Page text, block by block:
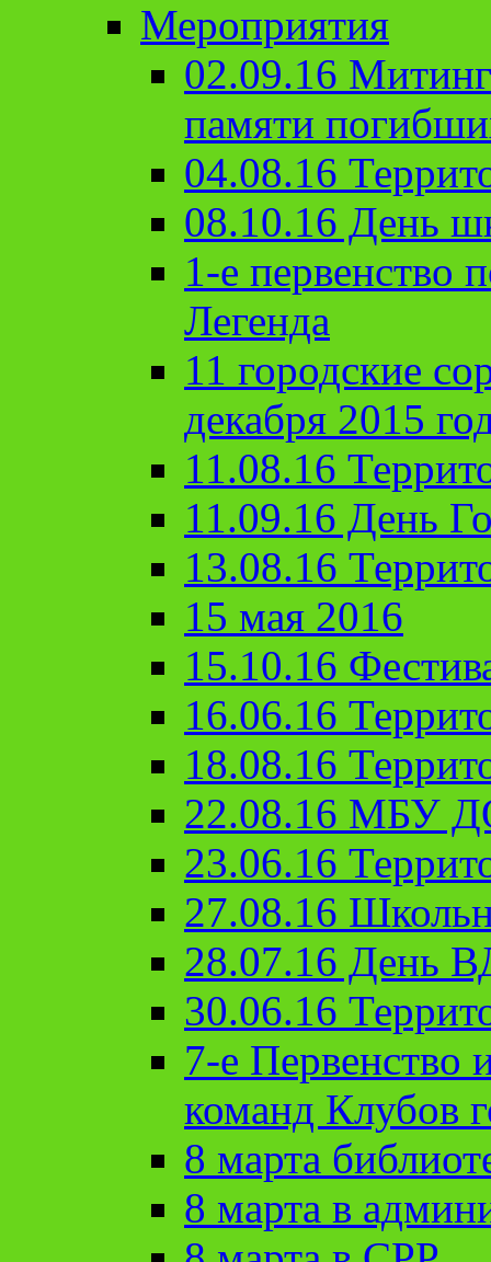
Мероприятия
02.09.16
памяти
04.08.16
08.10.16 День
1-е первенство
Легенда
11 городские
декабря 2015
11.08.16
11.09.16 День
13.08.16
15 мая 2016
15.10.16
16.06.16
18.08.16
22.08.16 МБУ
23.06.16
27.08.16
28.07.16 День
30.06.16
7-е Первенство
команд Клубов
8 марта
8 марта в